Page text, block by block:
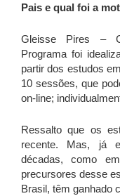
Pais e qual foi a
Gleisse Pires –
Programa foi
partir dos estudos
10 sessões, que
on-line;
Ressalto que os
recente. Mas, já
décadas, como
precursores desse
Brasil, têm ganhado